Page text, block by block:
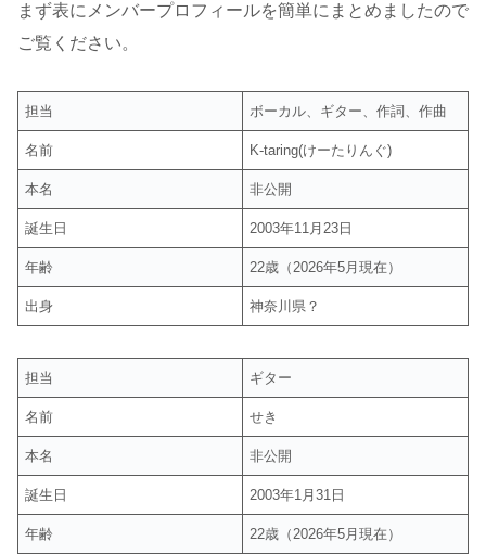
まず表にメンバープロフィールを簡単にまとめましたので
ご覧ください。
担当 ボーカル、ギター、作詞、作曲
名前 K-taring(けーたりんぐ)
本名 非公開
誕生日 2003年11月23日
年齢 22歳（2026年5月現在）
出身 神奈川県？
担当 ギター
名前 せき
本名 非公開
誕生日 2003年1月31日
年齢 22歳（2026年5月現在）